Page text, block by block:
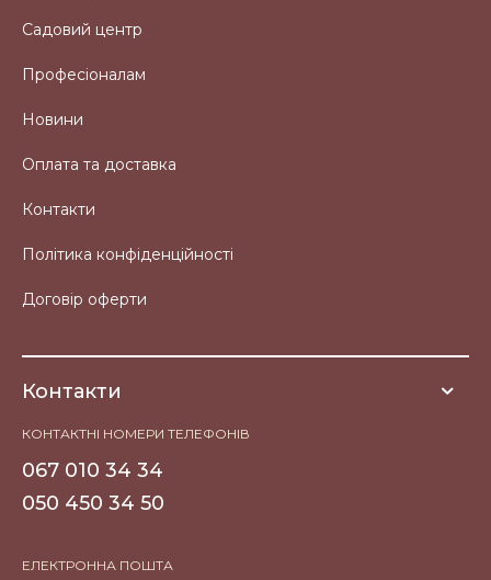
Садовий центр
Професіоналам
Новини
Оплата та доставка
Контакти
Політика конфіденційності
Договір оферти
Контакти
КОНТАКТНІ НОМЕРИ ТЕЛЕФОНІВ
067 010 34 34
050 450 34 50
ЕЛЕКТРОННА ПОШТА